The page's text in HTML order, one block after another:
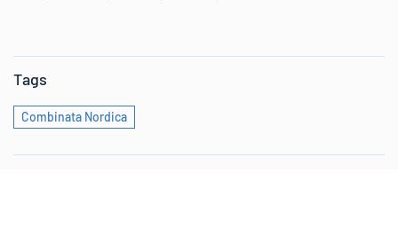
Tags
Combinata Nordica